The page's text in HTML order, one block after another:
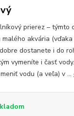
prierez – týmto
akvária (vďaka
dostanete i do
vymeníte i časť
vodu (a veľa) v ...